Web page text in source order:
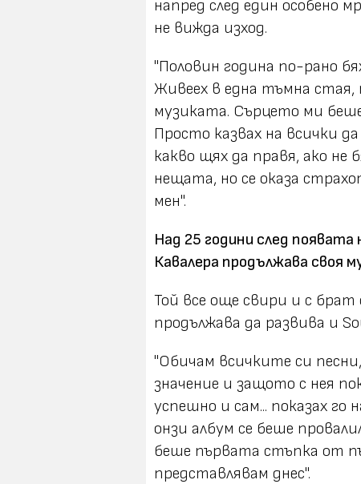
напред след един особено
не вижда изход.
"Половин година по-рано
Живеех в една тъмна стая,
музиката. Сърцето ми
Просто казвах на всички
какво щях да правя, ако не
нещата, но се оказа
мен".
Над 25 години след
Кавалера продължава своя
Той все още свири и с брат
продължава да развива и
"Обичам всичките си
значение и защото с нея
успешно и сам... показах го
онзи албум се беше
беше първата стъпка от
представлявам днес".